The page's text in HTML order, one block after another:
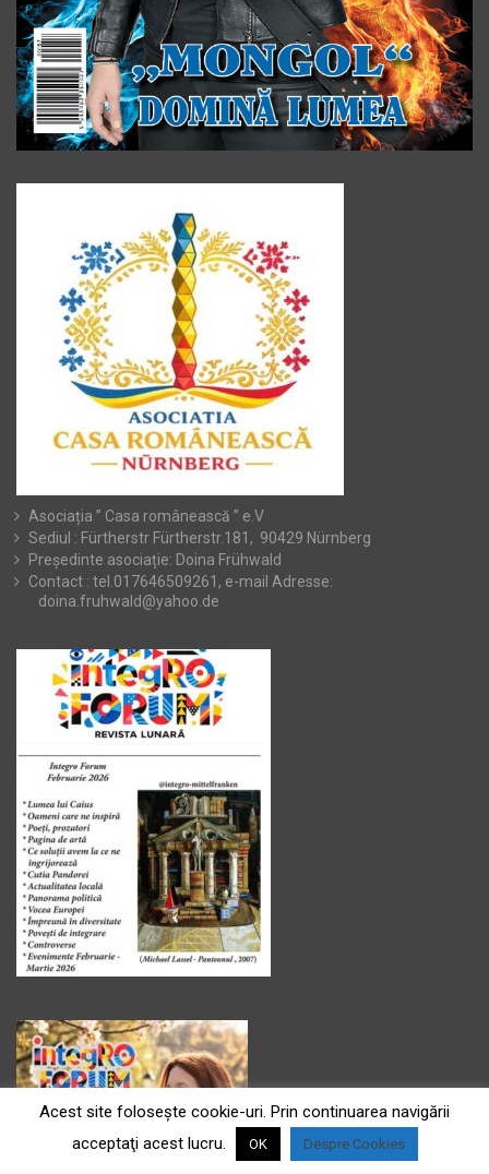
Asociația ” Casa românească ” e.V
Sediul : Fürtherstr Fürtherstr.181, 90429 Nürnberg
Președinte asociație: Doina Frühwald
Contact : tel.017646509261, e-mail Adresse:
doina.fruhwald@yahoo.de
Acest site foloseşte cookie-uri. Prin continuarea navigării
acceptaţi acest lucru.
OK Despre Cookies